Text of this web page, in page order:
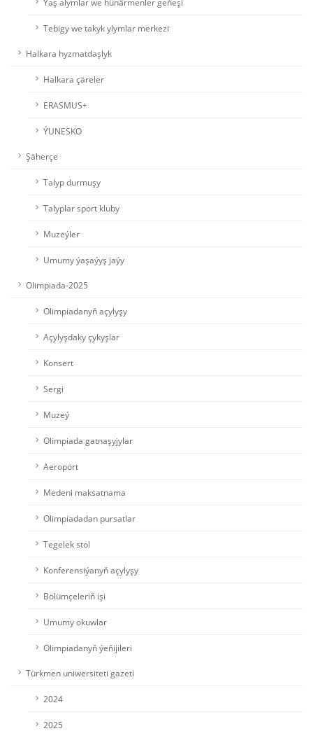
Tebigy we takyk ylymlar merkezi
Halkara hyzmatdaşlyk
Halkara çäreler
ERASMUS+
ÝUNESKO
Şäherçe
Talyp durmuşy
Talyplar sport kluby
Muzeýler
Umumy ýaşaýyş jaýy
Olimpiada-2025
Olimpiadanyň açylyşy
Açylyşdaky çykyşlar
Konsert
Sergi
Muzeý
Olimpiada gatnaşyjylar
Aeroport
Medeni maksatnama
Olimpiadadan pursatlar
Tegelek stol
Konferensiýanyň açylyşy
Bölümçeleriň işi
Umumy okuwlar
Olimpiadanyň ýeňijileri
Türkmen uniwersiteti gazeti
2024
2025